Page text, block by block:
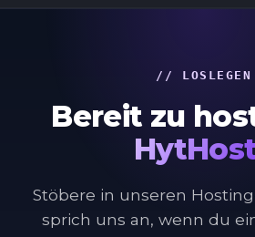
// LOSLEGEN
Bereit zu
Stöbere in unseren
sprich uns an, wenn du